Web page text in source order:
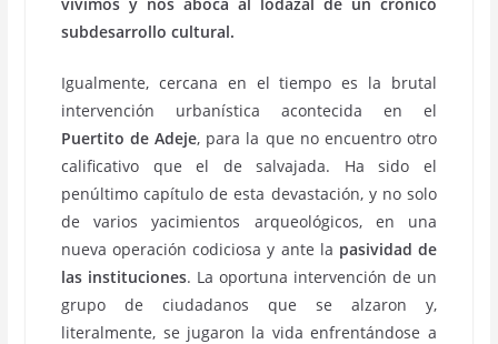
subdesarrollo cultural.
Igualmente, cercana en el tiempo es la brutal
intervención urbanística acontecida en el
Puertito de Adeje, para la que no encuentro otro
calificativo que el de salvajada. Ha sido el
penúltimo capítulo de esta devastación, y no solo
de varios yacimientos arqueológicos, en una
nueva operación codiciosa y ante la pasividad de
las instituciones. La oportuna intervención de un
grupo de ciudadanos que se alzaron y,
literalmente, se jugaron la vida enfrentándose a